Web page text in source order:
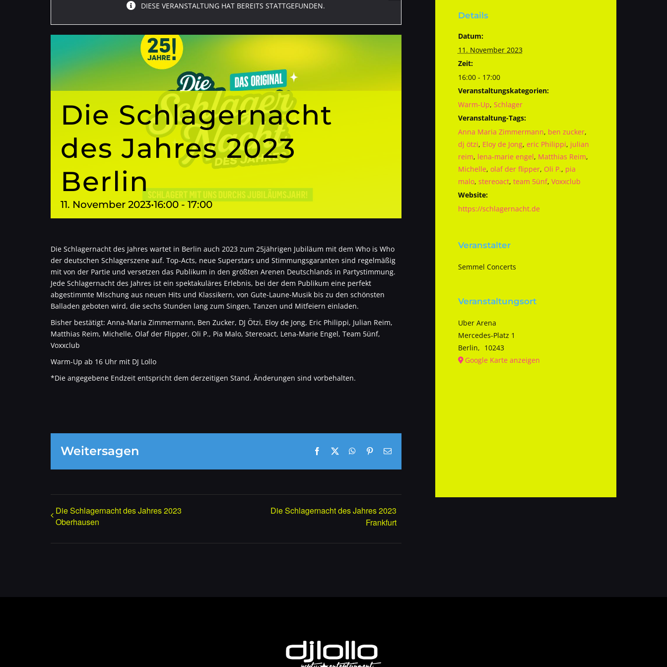
DIESE VERANSTALTUNG HAT BEREITS STATTGEFUNDEN.
Die Schlagernacht
des Jahres 2023
Berlin
11. November 2023•16:00-17:00
Die Schlagernacht des Jahres wartet in Berlin auch 2023 zum 25jährigen Jubiläum mit dem Who is Who
der deutschen Schlagerszene auf. Top-Acts, neue Superstars und Stimmungsgaranten sind regelmäßig
mit von der Partie und versetzen das Publikum in den größten Arenen Deutschlands in Partystimmung.
Jede Schlagernacht des Jahres ist ein spektakuläres Erlebnis, bei der dem Publikum eine perfekt
abgestimmte Mischung aus neuen Hits und Klassikern, von Gute-Laune-Musik bis zu den schönsten
Balladen geboten wird, die sechs Stunden lang zum Singen, Tanzen und Mitfeiern einladen.
Bisher bestätigt: Anna-Maria Zimmermann, Ben Zucker, DJ Ötzi, Eloy de Jong, Eric Philippi, Julian Reim,
Matthias Reim, Michelle, Olaf der Flipper, Oli P., Pia Malo, Stereoact, Lena-Marie Engel, Team 5ünf,
Voxxclub
Warm-Up ab 16 Uhr mit DJ Lollo
*Die angegebene Endzeit entspricht dem derzeitigen Stand. Änderungen sind vorbehalten.
Weitersagen Facebook
X WhatsApp
Pinterest
E-
Die Schlagernacht des Jahres 2023
Oberhausen
Die Schlagernacht des Jahres 2023
Frankfurt
Details
Datum:
11. November 2023
Zeit:
16:00 - 17:00
Veranstaltungskategorien:
Warm-Up, Schlager
Veranstaltung-Tags:
Anna Maria Zimmermann, ben zucker,
dj ötzi, Eloy de Jong, eric Philippi, julian
reim, lena-marie engel, Matthias Reim,
Michelle, olaf der flipper, Oli P., pia
malo, stereoact, team 5ünf, Voxxclub
Website:
https://schlagernacht.de
Veranstalter
Semmel Concerts
Veranstaltungsort
Uber Arena
Mercedes-Platz 1
Berlin, 10243
Google Karte anzeigen